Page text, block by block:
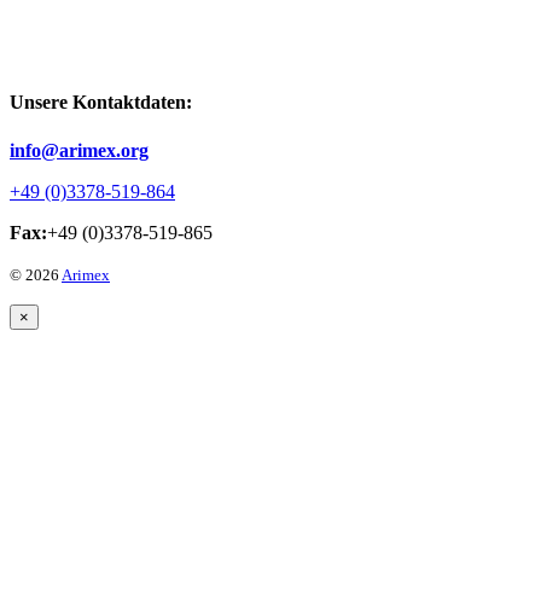
Unsere Kontaktdaten:
info@arimex.org
+49 (0)3378-519-864
Fax:+49 (0)3378-519-865
© 2026 Arimex
×